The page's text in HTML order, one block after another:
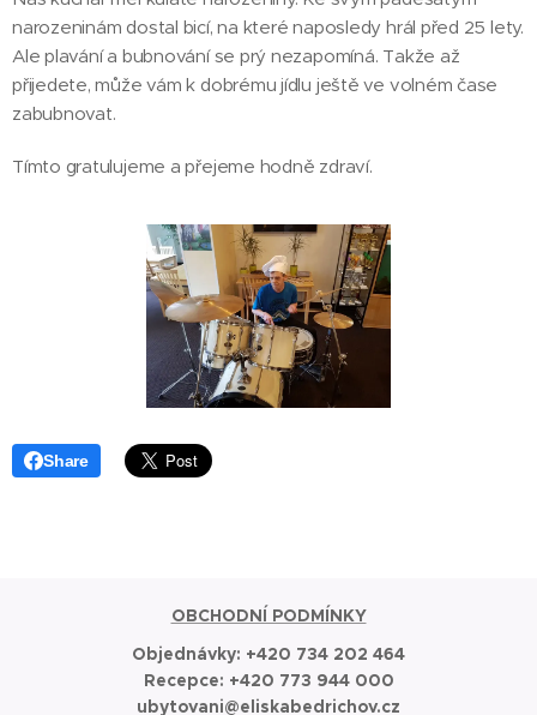
narozeninám dostal bicí, na které naposledy hrál před 25 lety.
Ale plavání a bubnování se prý nezapomíná. Takže až
přijedete, může vám k dobrému jídlu ještě ve volném čase
zabubnovat.
Tímto gratulujeme a přejeme hodně zdraví.
Share
OBCHODNÍ PODMÍNKY
Objednávky: +420 734 202 464
Recepce: +420 773 944 000
ubytovani@eliskabedrichov.cz